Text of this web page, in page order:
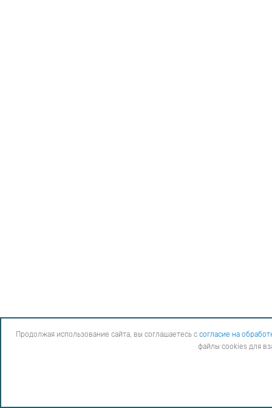
Продолжая использование сайта, вы соглашаетесь с согласие на
файлы cookies для